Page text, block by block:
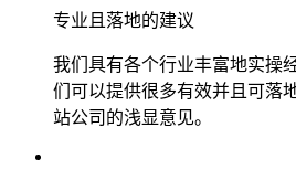
专业且落地的建议
我们具有各个行业丰富地实操
们可以提供很多有效并且可落
站公司的浅显意见。